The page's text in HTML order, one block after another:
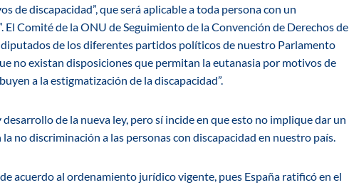
de discapacidad”, que será aplicable a toda persona con un
Comité de la ONU de Seguimiento de la Convención de Derechos de
de los diferentes partidos políticos de nuestro Parlamento
no existan disposiciones que permitan la eutanasia por motivos de
a la estigmatización de la discapacidad”.
de la nueva ley, pero sí incide en que esto no implique dar un
no discriminación a las personas con discapacidad en nuestro país.
acuerdo al ordenamiento jurídico vigente, pues España ratificó en el